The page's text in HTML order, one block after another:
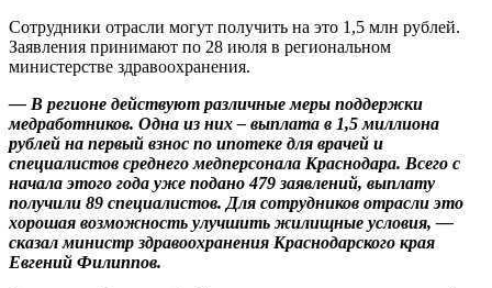
Сотрудники отрасли могут получить на это 1,5 млн рублей.
Заявления принимают по 28 июля в региональном
министерстве здравоохранения.
— В регионе действуют различные меры поддержки
медработников. Одна из них – выплата в 1,5 миллиона
рублей на первый взнос по ипотеке для врачей и
специалистов среднего медперсонала Краснодара. Всего с
начала этого года уже подано 479 заявлений, выплату
получили 89 специалистов. Для сотрудников отрасли это
хорошая возможность улучшить жилищные условия, —
сказал министр здравоохранения Краснодарского края
Евгений Филиппов.